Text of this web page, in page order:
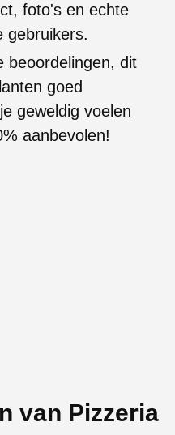
foto's en echte
gebruikers.
beoordelingen, dit
goed
geweldig voelen
aanbevolen!
van Pizzeria